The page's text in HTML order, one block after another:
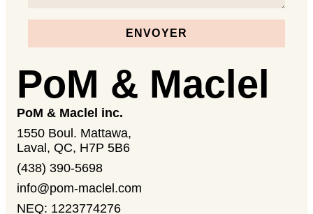
PoM & Maclel
PoM & Maclel inc.
1550 Boul. Mattawa,
Laval, QC, H7P 5B6
(438) 390-5698
info@pom-maclel.com
NEQ: 1223774276
ENVOYER